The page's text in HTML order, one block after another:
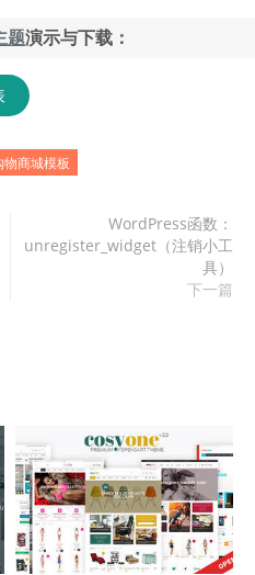
题演示与下载：
物商城模板
WordPress函数：
unregister_widget（注销小工
具）
下一篇